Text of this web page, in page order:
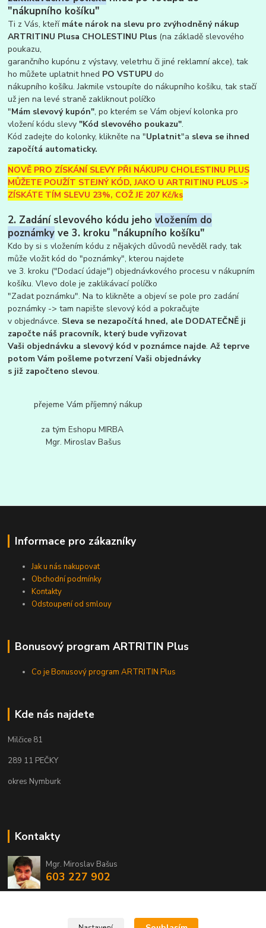
"nákupního košíku"
Ti z Vás, kteří máte nárok na slevu pro zvýhodněný nákup
ARTRITINU Plusa CHOLESTINU Plus (na základě slevového
poukazu,
garančního kupónu z výstavy, veletrhu či jiné reklamní akce), tak
ho můžete uplatnit hned PO VSTUPU do
nákupního košíku. Jakmile vstoupíte do nákupního košíku, tak stačí
už jen na levé straně zakliknout políčko
"Mám slevový kupón", po kterém se Vám objeví kolonka pro
vložení kódu slevy"Kód slevového poukazu".
Kód zadejte do kolonky, klikněte na "Uplatnit"a sleva se ihned
započítá automaticky.
NOVĚ PRO ZÍSKÁNÍ SLEVY PŘI NÁKUPU CHOLESTINU PLUS
MŮŽETE POUŽÍT STEJNÝ KÓD, JAKO U ARTRITINU PLUS ->
ZÍSKÁTE TÍM SLEVU 23%, COŽ JE 207 Kč/ks
2. Zadání slevového kódu jehovložením do
poznámky ve 3. kroku "nákupního košíku"
Kdo by si s vložením kódu z nějakých důvodů nevěděl rady, tak
může vložit kód do "poznámky", kterou najdete
ve 3. kroku ("Dodací údaje") objednávkového procesu v nákupním
košíku. Vlevo dole je zaklikávací políčko
"Zadat poznámku". Na to klikněte a objeví se pole pro zadání
poznámky -> tam napište slevový kód a pokračujte
v objednávce. Sleva se nezapočítá hned, ale DODATEČNĚ ji
započte náš pracovník, který bude vyřizovat
Vaši objednávku a slevový kód v poznámce najde.Až teprve
potom Vám pošleme potvrzení Vaši objednávky
s již započteno slevou.
přejeme Vám příjemný nákup
za tým Eshopu MIRBA
Mgr. Miroslav Bašus
Informace pro zákazníky
Jak u nás nakupovat
Obchodní podmínky
Kontakty
Odstoupení od smlouy
Bonusový program ARTRITIN Plus
Co je Bonusový program ARTRITIN Plus
Kde nás najdete
Milčice 81
289 11 PEČKY
okres Nymburk
Kontakty
Mgr. Miroslav Bašus
603 227 902